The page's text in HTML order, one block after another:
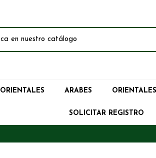
ORIENTALES ARABES ORIENTALES
SOLICITAR REGISTRO